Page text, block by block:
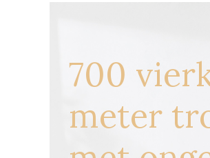
700
meter